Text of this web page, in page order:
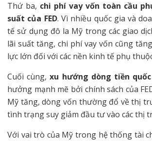
Thứ ba, chi phí vay vốn toàn cầu
suất của FED. Vì nhiều quốc gia và
tế sử dụng đô la Mỹ trong các giao
lãi suất tăng, chi phí vay vốn cũng
lực lớn đối với các nền kinh tế phụ
Cuối cùng,xu hướng dòng tiền
hưởng mạnh mẽ bởi chính sách của
Mỹ tăng, dòng vốn thường đổ về thị
tình trạng suy giảm đầu tư vào các thị
Với vai trò của Mỹ trong hệ thống tài